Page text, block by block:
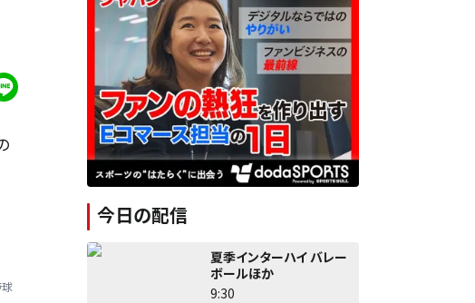
今日の配信
夏季インターハイ バレー
ボールほか
9:30